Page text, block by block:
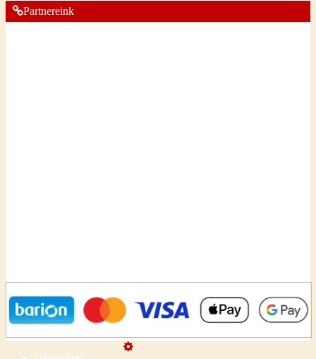
Partnereink